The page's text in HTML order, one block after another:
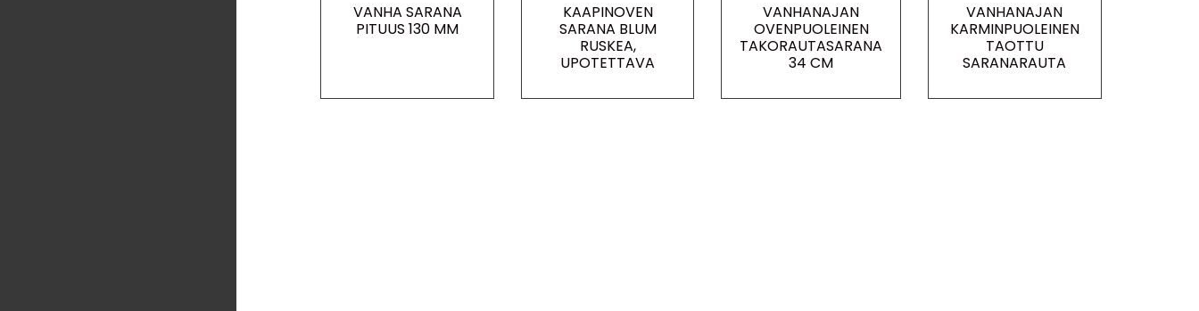
VANHA SARANA
PITUUS 130 MM
KAAPINOVEN
SARANA BLUM
RUSKEA,
UPOTETTAVA
VANHANAJAN
OVENPUOLEINEN
TAKORAUTASARANA
34 CM
VANHANAJAN
KARMINPUOLEINEN
TAOTTU
SARANARAUTA